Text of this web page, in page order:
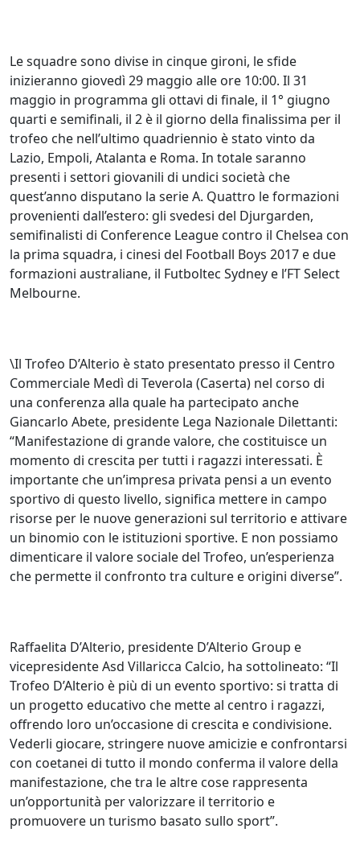
Le squadre sono divise in cinque gironi, le sfide
inizieranno giovedì 29 maggio alle ore 10:00. Il 31
maggio in programma gli ottavi di finale, il 1° giugno
quarti e semifinali, il 2 è il giorno della finalissima per il
trofeo che nell’ultimo quadriennio è stato vinto da
Lazio, Empoli, Atalanta e Roma. In totale saranno
presenti i settori giovanili di undici società che
quest’anno disputano la serie A. Quattro le formazioni
provenienti dall’estero: gli svedesi del Djurgarden,
semifinalisti di Conference League contro il Chelsea con
la prima squadra, i cinesi del Football Boys 2017 e due
formazioni australiane, il Futboltec Sydney e l’FT Select
Melbourne.
\Il Trofeo D’Alterio è stato presentato presso il Centro
Commerciale Medì di Teverola (Caserta) nel corso di
una conferenza alla quale ha partecipato anche
Giancarlo Abete, presidente Lega Nazionale Dilettanti:
“Manifestazione di grande valore, che costituisce un
momento di crescita per tutti i ragazzi interessati. È
importante che un’impresa privata pensi a un evento
sportivo di questo livello, significa mettere in campo
risorse per le nuove generazioni sul territorio e attivare
un binomio con le istituzioni sportive. E non possiamo
dimenticare il valore sociale del Trofeo, un’esperienza
che permette il confronto tra culture e origini diverse”.
Raffaelita D’Alterio, presidente D’Alterio Group e
vicepresidente Asd Villaricca Calcio, ha sottolineato: “Il
Trofeo D’Alterio è più di un evento sportivo: si tratta di
un progetto educativo che mette al centro i ragazzi,
offrendo loro un’occasione di crescita e condivisione.
Vederli giocare, stringere nuove amicizie e confrontarsi
con coetanei di tutto il mondo conferma il valore della
manifestazione, che tra le altre cose rappresenta
un’opportunità per valorizzare il territorio e
promuovere un turismo basato sullo sport”.